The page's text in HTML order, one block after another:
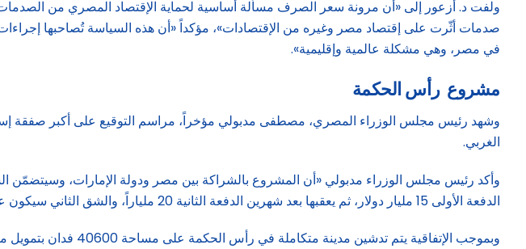
ولفت د. أزعور إلى «أن مرونة سعر الصرف مسألة أساسية لحماية الإقتصاد المصري من الصدمات
صدمات أثّرت على إقتصاد مصر وغيره من الإقتصادات»، مؤكداً «أن هذه السياسة تُصاحبها إجراءات
في مصر، وهي مشكلة عالمية وإقليمية».
مشروع رأس الحكمة
وشهد رئيس مجلس الوزراء المصري، مصطفى مدبولي مؤخراً، مراسم التوقيع على أكبر صفقة
الغربي.
الدفعة الأولى 15 مليار دولار، ثم يعقبها بعد شهرين الدفعة الثانية 20 ملياراً، والشق الثاني سيكون على هيئة أرباح وسيكون للدولة المصرية نحو 35 % من أرباح المشروع».